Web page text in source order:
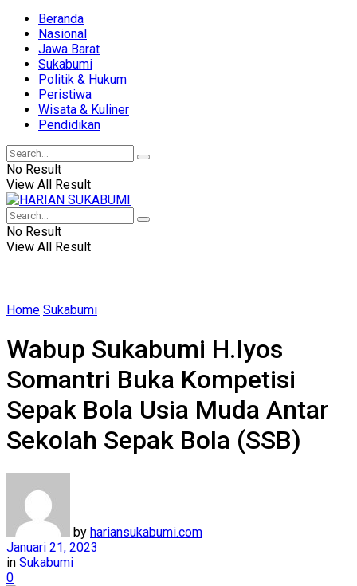
Beranda
Nasional
Jawa Barat
Sukabumi
Politik & Hukum
Peristiwa
Wisata & Kuliner
Pendidikan
No Result
View All Result
No Result
View All Result
Home Sukabumi
Wabup Sukabumi H.Iyos
Somantri Buka Kompetisi
Sepak Bola Usia Muda Antar
Sekolah Sepak Bola (SSB)
by hariansukabumi.com
Januari 21, 2023
in Sukabumi
0